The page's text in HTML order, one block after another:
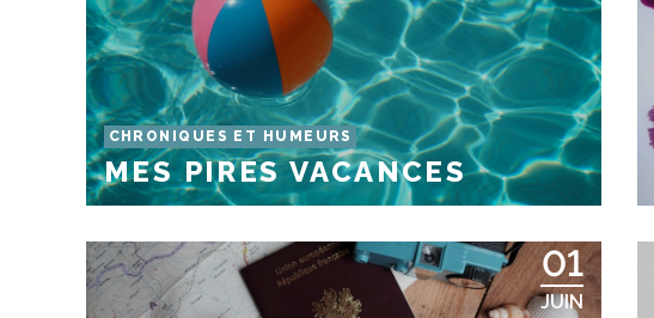
CHRONIQUES ET HUMEURS
MES PIRES VACANCES
01
JUIN